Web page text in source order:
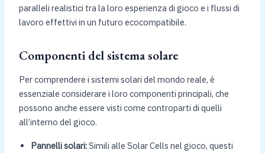
paralleli realistici tra la loro esperienza di gioco e i flussi di
lavoro effettivi in un futuro ecocompatibile.
Componenti del sistema solare
Per comprendere i sistemi solari del mondo reale, è
essenziale considerare i loro componenti principali, che
possono anche essere visti come controparti di quelli
all’interno del gioco.
Pannelli solari:Simili alle Solar Cells nel gioco, questi